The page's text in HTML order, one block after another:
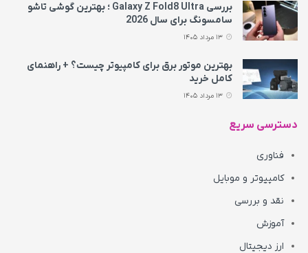
بررسی Galaxy Z Fold8 Ultra ؛ بهترین گوشی تاشو
سامسونگ برای سال 2026
بهترین موتور برق برای کامپیوتر چیست؟ + راهنمای
کامل خرید
دسترسی سریع
فناوری
کامپیوتر و موبایل
نقد و بررسی
آموزش
ارز دیجیتال